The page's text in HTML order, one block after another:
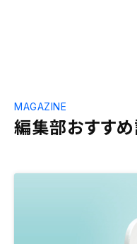
編集部おすす
MAGAZINE